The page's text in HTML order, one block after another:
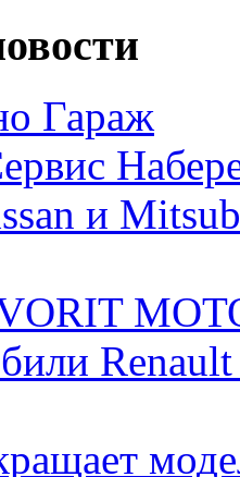
Гараж
и